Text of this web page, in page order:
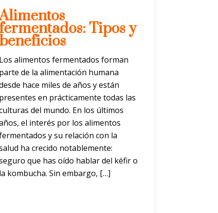
Tipos y
alimentos fermentados forman
de la alimentación humana
hace miles de años y están
en prácticamente todas las
del mundo. En los últimos
el interés por los alimentos
y su relación con la
ha crecido notablemente:
que has oído hablar del kéfir o
kombucha. Sin embargo, […]